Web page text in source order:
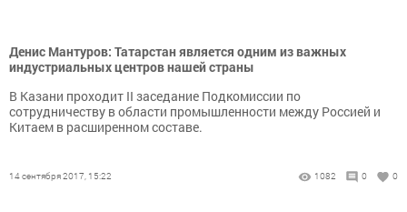
Денис Мантуров: Татарстан является одним из важных
индустриальных центров нашей страны
В Казани проходит II заседание Подкомиссии по
сотрудничеству в области промышленности между Россией и
Китаем в расширенном составе.
14 сентября 2017, 15:22 1082 0 0